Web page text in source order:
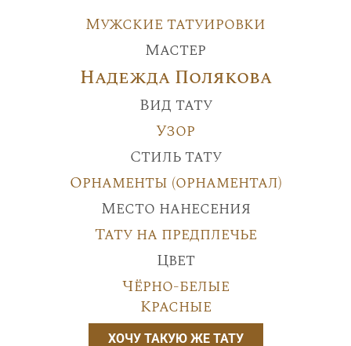
Мужские татуировки
Мастер
Надежда Полякова
Вид тату
Узор
Стиль тату
Орнаменты (орнаментал)
Место нанесения
Тату на предплечье
Цвет
Чёрно-белые
Красные
ХОЧУ ТАКУЮ ЖЕ ТАТУ